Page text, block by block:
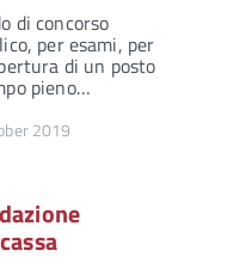
di concorso
per esami, per
di un posto
pieno…
2019